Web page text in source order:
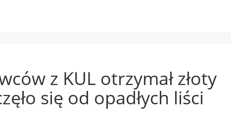
z KUL otrzymał złoty
się od opadłych liści